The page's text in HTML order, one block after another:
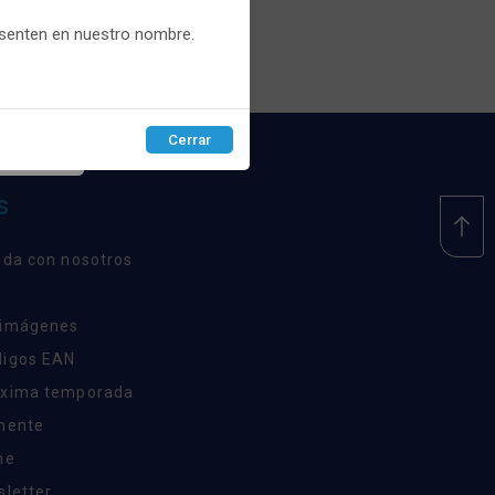
con nosotros
EAN
temporada
en nuestro nombre.
Cerrar